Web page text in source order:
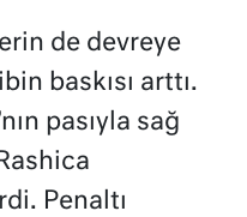
de devreye
baskısı arttı.
pasıyla sağ
Penaltı